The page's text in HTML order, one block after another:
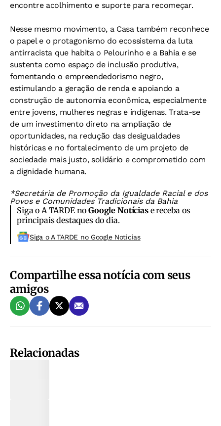
encontre acolhimento e suporte para recomeçar.
Nesse mesmo movimento, a Casa também reconhece
o papel e o protagonismo do ecossistema da luta
antirracista que habita o Pelourinho e a Bahia e se
sustenta como espaço de inclusão produtiva,
fomentando o empreendedorismo negro,
estimulando a geração de renda e apoiando a
construção de autonomia econômica, especialmente
entre jovens, mulheres negras e indígenas. Trata-se
de um investimento direto na ampliação de
oportunidades, na redução das desigualdades
históricas e no fortalecimento de um projeto de
sociedade mais justo, solidário e comprometido com
a dignidade humana.
*Secretária de Promoção da Igualdade Racial e dos
Povos e Comunidades Tradicionais da Bahia
Siga o A TARDE noGoogle Notíciase receba os
principais destaques do dia.
Siga o A TARDE no Google Noticias
Compartilhe essa notícia com seus
amigos
Relacionadas